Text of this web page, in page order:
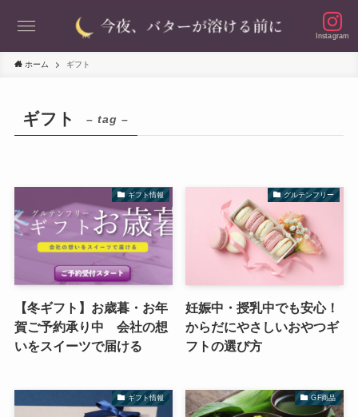
Instagram
ホーム ギフト
ギフト – tag –
ギフト情報
【冬ギフト】お歳暮・お年
賀ご予約承り中 会社の想
いをスイーツで届ける
グルテンフリー
妊娠中・授乳中でも安心！
からだにやさしいおやつギ
フトの選び方
ギフト情報 GF商品